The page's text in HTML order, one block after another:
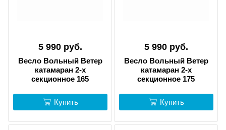
5 990 руб.
Весло Вольный Ветер
катамаран 2-х
секционное 165
Купить
5 990 руб.
Весло Вольный Ветер
катамаран 2-х
секционное 175
Купить